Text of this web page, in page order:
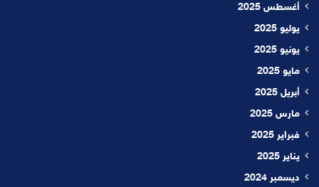
أغسطس 2025
يوليو 2025
يونيو 2025
مايو 2025
أبريل 2025
مارس 2025
فبراير 2025
يناير 2025
ديسمبر 2024